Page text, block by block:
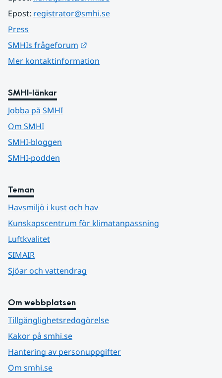
Epost: registrator@smhi.se
Press
SMHIs frågeforum
Mer kontaktinformation
SMHI-länkar
Jobba på SMHI
Om SMHI
SMHI-bloggen
SMHI-podden
Teman
Havsmiljö i kust och hav
Kunskapscentrum för klimatanpassning
Luftkvalitet
SIMAIR
Sjöar och vattendrag
Om webbplatsen
Tillgänglighetsredogörelse
Kakor på smhi.se
Hantering av personuppgifter
Om smhi.se